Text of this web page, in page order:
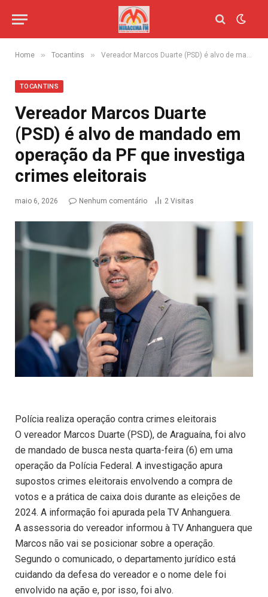
Home » Tocantins » Vereador Marcos Duarte (PSD) é alvo de mandado em operação da PF que investiga crimes eleitorais
TOCANTINS
Vereador Marcos Duarte
(PSD) é alvo de mandado em
operação da PF que investiga
crimes eleitorais
maio 6, 2026 Nenhum comentário 2 Visitas
Polícia realiza operação contra crimes eleitorais
O vereador Marcos Duarte (PSD), de Araguaína, foi alvo
de mandado de busca nesta quarta-feira (6) em uma
operação da Polícia Federal. A investigação apura
supostos crimes eleitorais envolvendo a compra de
votos e a prática de caixa dois durante as eleições de
2024. A informação foi apurada pela TV Anhanguera.
A assessoria do vereador informou à TV Anhanguera que
Marcos não vai se posicionar sobre a operação.
Segundo o comunicado, o departamento jurídico está
cuidando da defesa do vereador e o nome dele foi
envolvido na ação e, por isso, foi alvo.